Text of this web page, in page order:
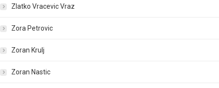
Zlatko Vracevic Vraz
Zora Petrovic
Zoran Krulj
Zoran Nastic